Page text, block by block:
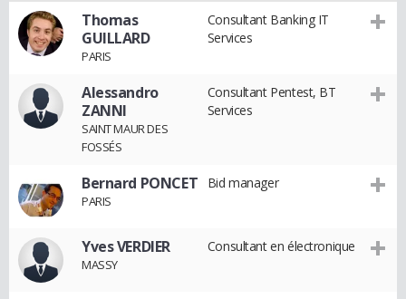
Thomas
GUILLARD
PARIS
Consultant Banking IT
Services
Alessandro
ZANNI
SAINT MAUR DES
FOSSÉS
Consultant Pentest, BT
Services
Bernard PONCET
PARIS
Bid manager
Yves VERDIER
MASSY
Consultant en électronique